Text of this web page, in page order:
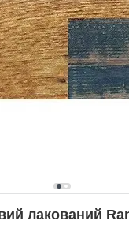
лакований